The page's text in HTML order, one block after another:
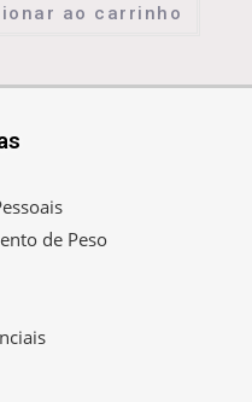
ao carrinho
de Peso